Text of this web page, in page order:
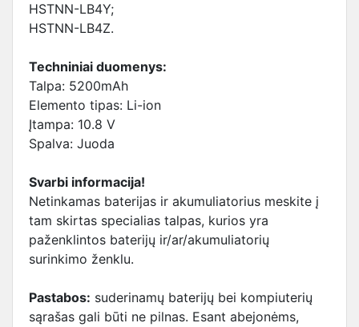
HSTNN-LB4Y;
HSTNN-LB4Z.
Techniniai duomenys:
Talpa: 5200mAh
Elemento tipas: Li-ion
Įtampa: 10.8 V
Spalva: Juoda
Svarbi informacija!
Netinkamas baterijas ir akumuliatorius meskite į
tam skirtas specialias talpas, kurios yra
paženklintos baterijų ir/ar/akumuliatorių
surinkimo ženklu.
Pastabos: suderinamų baterijų bei kompiuterių
sąrašas gali būti ne pilnas. Esant abejonėms,